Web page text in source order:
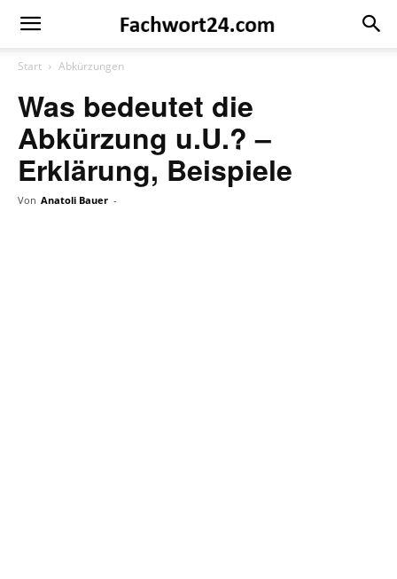
Fachwort24
ShopStart Abkürzungen
Was bedeutet die
Abkürzung u.U.? –
Erklärung, Beispiele
Von Anatoli Bauer -